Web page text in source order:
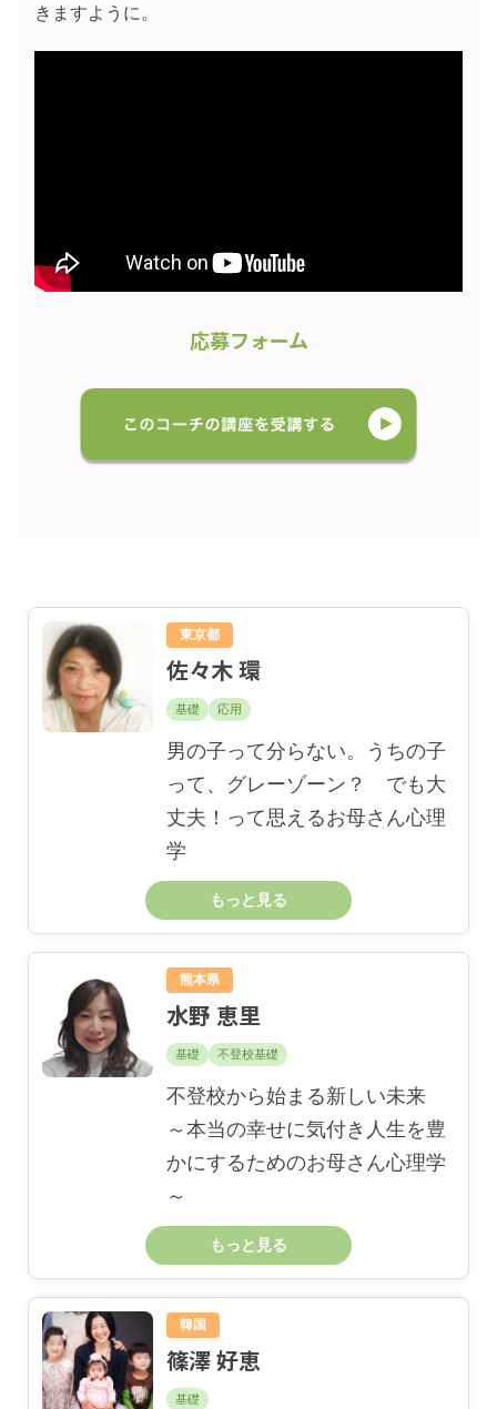
きますように。
応募フォーム
東京都
佐々木 環
基礎 応用
男の子って分らない。うちの子
って、グレーゾーン？ でも大
丈夫！って思えるお母さん心理
学
もっと見る
熊本県
水野 恵里
基礎 不登校基礎
不登校から始まる新しい未来
～本当の幸せに気付き人生を豊
かにするためのお母さん心理学
～
もっと見る
韓国
篠澤 好恵
基礎